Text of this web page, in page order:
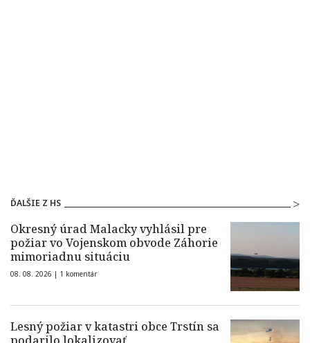
ĎALŠIE Z HS
Okresný úrad Malacky vyhlásil pre
požiar vo Vojenskom obvode Záhorie
mimoriadnu situáciu
08. 08. 2026 | 1 komentár
Lesný požiar v katastri obce Trstín sa